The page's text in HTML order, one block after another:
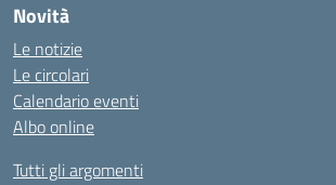
Novità
Le notizie
Le circolari
Calendario eventi
Albo online
Tutti gli argomenti